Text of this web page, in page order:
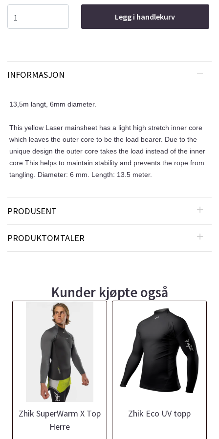
Legg i handlekurv
INFORMASJON
13,5m langt, 6mm diameter.
This yellow Laser mainsheet has a light high stretch inner core
which leaves the outer core to be the load bearer. Due to the
unique design the outer core takes the load instead of the inner
core.This helps to maintain stability and prevents the rope from
tangling. Diameter: 6 mm. Length: 13.5 meter.
PRODUSENT
PRODUKTOMTALER
Kunder kjøpte også
Zhik SuperWarm X Top
Herre
Zhik Eco UV topp